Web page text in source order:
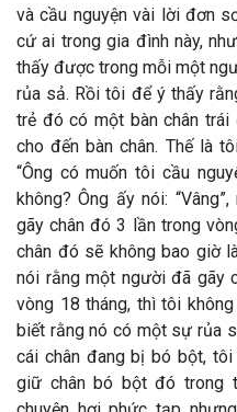
và cầu nguyện vài lời đơn
cứ ai trong gia đình này,
thấy được trong mỗi một
rủa sả. Rồi tôi để ý thấy
trẻ đó có một bàn chân
cho đến bàn chân. Thế là
“Ông có muốn tôi cầu
không? Ông ấy nói:
gãy chân đó 3 lần trong
chân đó sẽ không bao giờ
nói rằng một người đã gãy
vòng 18 tháng, thì tôi
biết rằng nó có một sự rủa
cái chân đang bị bó bột,
giữ chân bó bột đó trong